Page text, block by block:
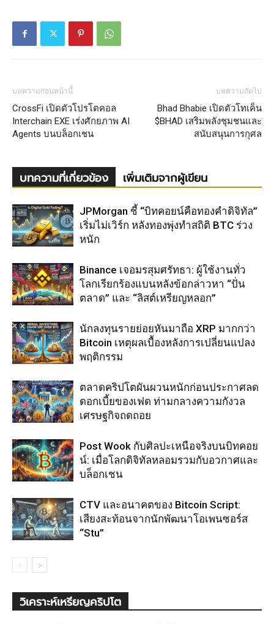
บทความก่อนหน้านี้
CrossFi เปิดตัวโปรโตคอล
Interchain EXE เร่งศักยภาพ AI
Agents บนบล็อกเชน
บทความถัดไป
Bhad Bhabie เปิดตัวโทเค็น
$BHAD เสริมพลังชุมชนและ
สนับสนุนการกุศล
บทความที่เกี่ยวข้อง เพิ่มเติมจากผู้เขียน
JPMorgan ชี้ “บิทคอยน์คือทองคำดิจิทัล”
เริ่มไม่เวิร์ก หลังทองพุ่งทำสถิติ BTC ร่วง
หนัก
Binance เจอมรสุมศรัทธา: ผู้ใช้งานทั่ว
โลกเรียกร้องแบนหลังข้อกล่าวหา “ปั่น
ตลาด” และ “ลิสต์เหรียญหลอก”
นักลงทุนรายย่อยหันมาถือ XRP มากกว่า
Bitcoin เหตุผลเบื้องหลังการเปลี่ยนแปลง
พฤติกรรม
ตลาดคริปโตผันผวนหนักก่อนประกาศลด
ดอกเบี้ยของเฟด ท่ามกลางความกังวล
เศรษฐกิจถดถอย
Post Wook กับศิลปะเหนือจริงบนบิทคอย
น์: เมื่อโลกดิจิทัลหลอมรวมกับอวกาศและ
บล็อกเชน
CTV และอนาคตของ Bitcoin Script:
เสียงสะท้อนจากนักพัฒนาโอเพนซอร์ส
“Stu”
วิเคราะห์เหรียญคริปโต